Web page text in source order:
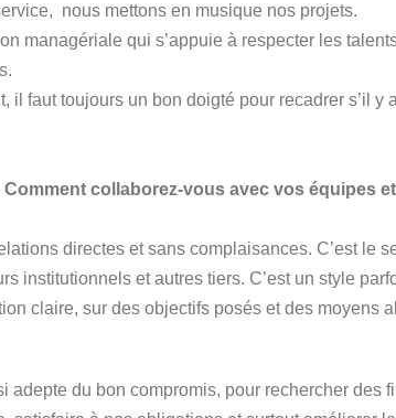
nous mettons en musique nos projets.
managériale qui s’appuie à respecter les
il faut toujours un bon doigté pour recadrer s’il y
Comment collaborez-vous avec vos équipes
directes et sans complaisances. C’est le
institutionnels et autres tiers. C’est un style
claire, sur des objectifs posés et des moyens
adepte du bon compromis, pour rechercher des